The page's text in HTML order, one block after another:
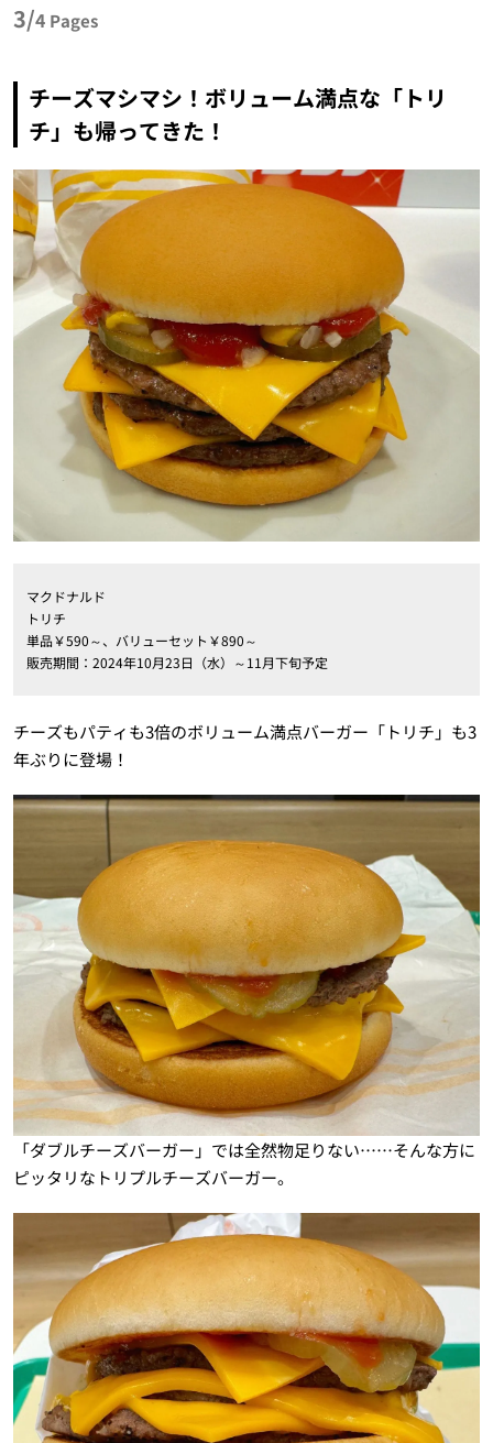
3/4 Pages
チーズマシマシ！ボリューム満点な「トリ
チ」も帰ってきた！
マクドナルド
トリチ
単品￥590～、バリューセット￥890～
販売期間：2024年10月23日（水）～11月下旬予定
チーズもパティも3倍のボリューム満点バーガー「トリチ」も3
年ぶりに登場！
「ダブルチーズバーガー」では全然物足りない……そんな方に
ピッタリなトリプルチーズバーガー。